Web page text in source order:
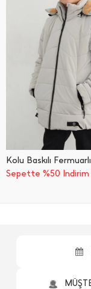
Sepette %50 İndirim